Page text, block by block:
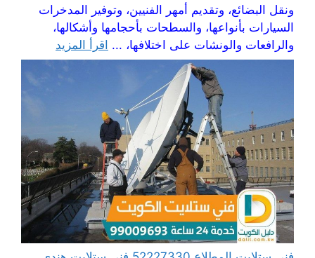
ونقل البضائع، وتقديم أمهر الفنيين، وتوفير المدخرات
السيارات بأنواعها، والسطحات بأحجامها وأشكالها،
والرافعات والونشات على اختلافها، ... اقرأ المزيد